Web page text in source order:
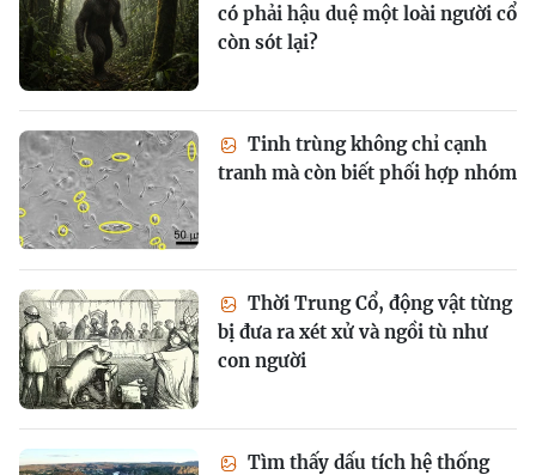
có phải hậu duệ một loài người cổ
còn sót lại?
Tinh trùng không chỉ cạnh
tranh mà còn biết phối hợp nhóm
Thời Trung Cổ, động vật từng
bị đưa ra xét xử và ngồi tù như
con người
Tìm thấy dấu tích hệ thống